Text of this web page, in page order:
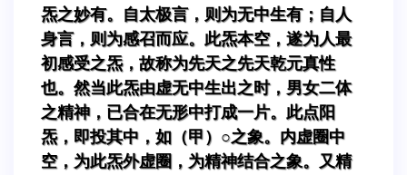
炁之妙有。自太极言，则为无中生有；自人
身言，则为感召而应。此炁本空，遂为人最
初感受之炁，故称为先天之先天乾元真性
也。然当此炁由虚无中生出之时，男女二体
之精神，已合在无形中打成一片。此点阳
炁，即投其中，如（甲）○之象。内虚圈中
空，为此炁外虚圈，为精神结合之象。又精